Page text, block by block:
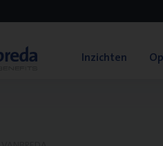
Inzichten